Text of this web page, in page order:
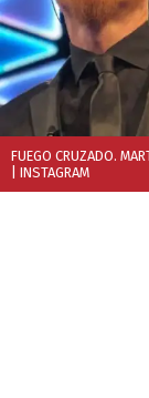
FUEGO CRUZADO.
| INSTAGRAM